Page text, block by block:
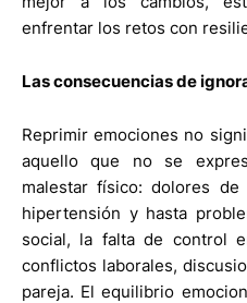
enfrentar los retos con
Las consecuencias de
Reprimir emociones no
aquello que no se
malestar físico: dolores de
hipertensión y hasta
social, la falta de control
conflictos laborales,
pareja. El equilibrio